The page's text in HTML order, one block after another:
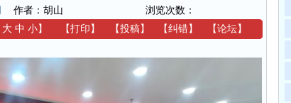
作者：胡山
浏览次数：
大 中 小】 【打印 】 【投稿】 【纠错】 【论坛】